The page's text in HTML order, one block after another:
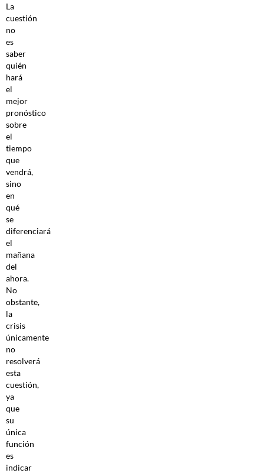
La
cuestión
no
es
saber
quién
hará
el
mejor
pronóstico
sobre
el
tiempo
que
vendrá,
sino
en
qué
se
diferenciará
el
mañana
del
ahora.
No
obstante,
la
crisis
únicamente
no
resolverá
esta
cuestión,
ya
que
su
única
función
es
indicar